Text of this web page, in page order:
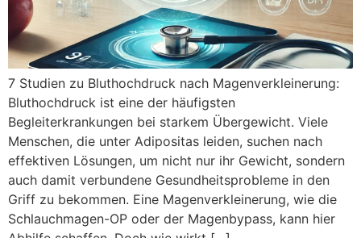
7 Studien zu Bluthochdruck nach Magenverkleinerung:
Bluthochdruck ist eine der häufigsten
Begleiterkrankungen bei starkem Übergewicht. Viele
Menschen, die unter Adipositas leiden, suchen nach
effektiven Lösungen, um nicht nur ihr Gewicht, sondern
auch damit verbundene Gesundheitsprobleme in den
Griff zu bekommen. Eine Magenverkleinerung, wie die
Schlauchmagen-OP oder der Magenbypass, kann hier